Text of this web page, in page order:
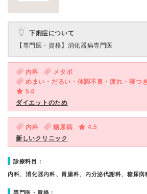
下痢症について
【専門医・資格】 消化器病専門医
内科
メタボ
5.0
ダイエットのため
内科 糖尿病
4.5
新しいクリニック
診療科目：
内科、消化器内科、胃腸科、内分泌代謝科、糖尿病
専門医・資格：